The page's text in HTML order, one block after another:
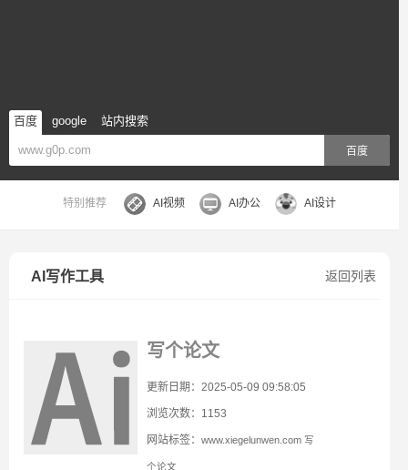
百度 google 站内搜索
百度
特别推荐 AI视频 AI办公 AI设计
返回列表
AI写作工具
写个论文
更新日期：2025-05-09 09:58:05
浏览次数：1153
网站标签：www.xiegelunwen.com 写
个论文